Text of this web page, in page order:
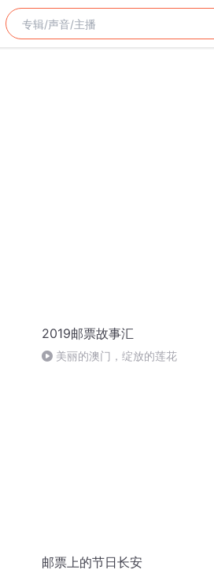
2019邮票故事汇
美丽的澳门，绽放的莲花
邮票上的节日长安